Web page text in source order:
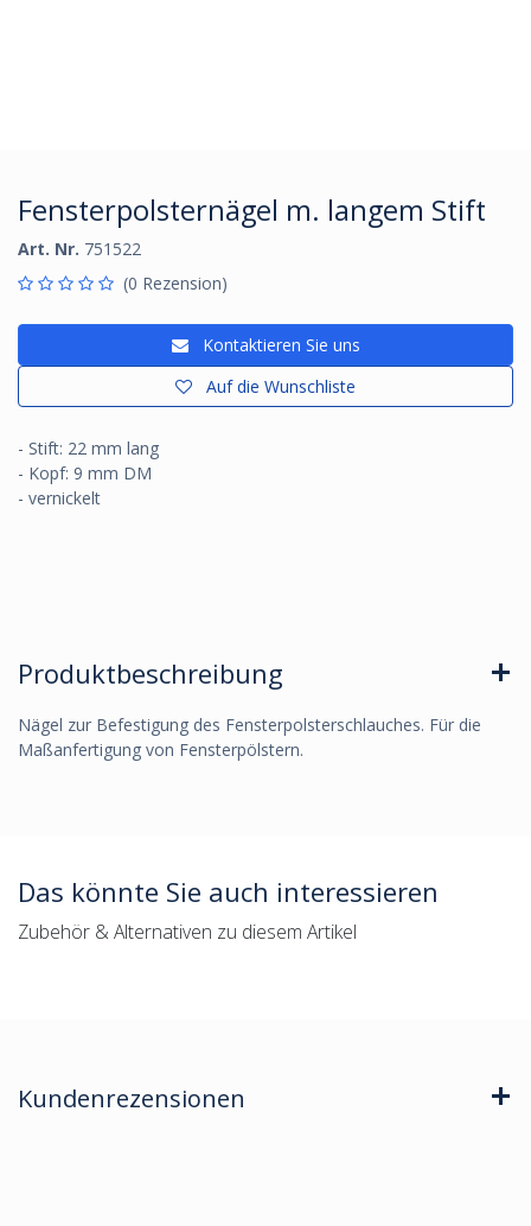
Fensterpolsternägel m. langem Stift
Art. Nr. 751522
(0 Rezension)
Kontaktieren Sie uns
Auf die Wunschliste
- Stift: 22 mm lang
- Kopf: 9 mm DM
- vernickelt
Produktbeschreibung
Nägel zur Befestigung des Fensterpolsterschlauches. Für die
Maßanfertigung von Fensterpölstern.
Das könnte Sie auch interessieren
Zubehör & Alternativen zu diesem Artikel
Kundenrezensionen